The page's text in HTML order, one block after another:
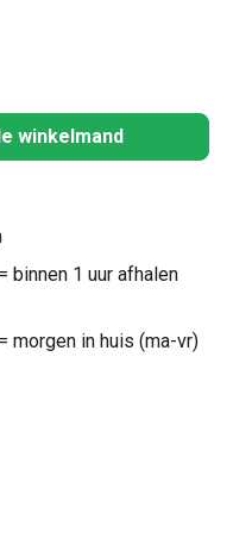
de gewenste
winkelmand
= binnen 1 uur afhalen
= morgen in huis (ma-vr)